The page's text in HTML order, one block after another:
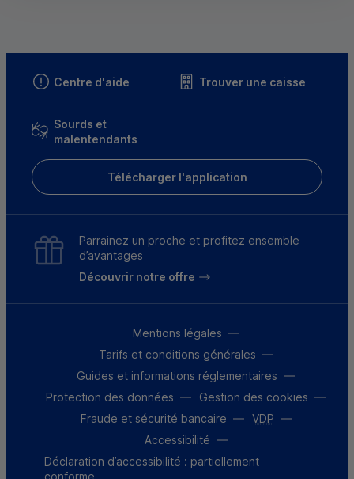
Centre d'aide Trouver une caisse
Sourds et
malentendants
Télécharger l'application
Parrainez un proche et profitez ensemble
d’avantages
Découvrir notre offre
Mentions légales
Tarifs et conditions générales
Guides et informations réglementaires
Protection des données
Gestion des cookies
Fraude et sécurité bancaire
VDP
Accessibilité
Déclaration d’accessibilité : partiellement
conforme